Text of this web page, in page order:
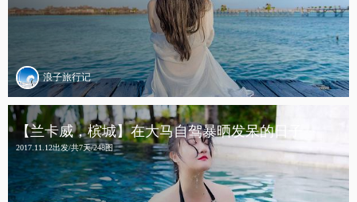
浪子旅行记
【兰卡威，槟城】在大马自驾暴晒发呆的日子
2017.11.12出发/共7天/248图